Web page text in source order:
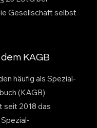
Gesellschaft selbst
KAGB
häufig als Spezial-
(KAGB)
seit 2018 das